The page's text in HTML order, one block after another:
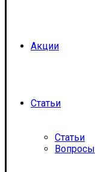
Акции
Статьи
Статьи
Вопросы